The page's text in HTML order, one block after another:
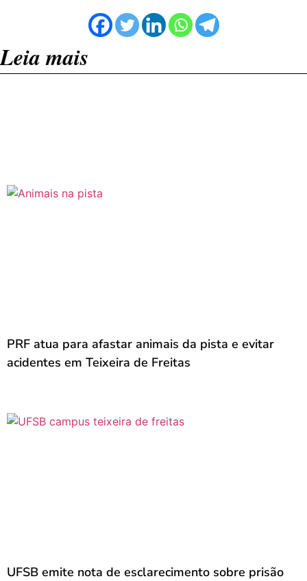
Leia mais
PRF atua para afastar animais da pista e evitar
acidentes em Teixeira de Freitas
UFSB emite nota de esclarecimento sobre prisão